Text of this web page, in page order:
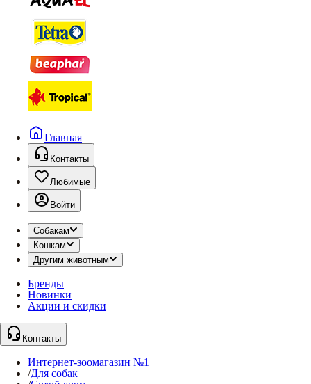
Главная
Контакты
Любимые
Войти
Собакам
Кошкам
Другим животным
Бренды
Новинки
Акции и скидки
Контакты
Интернет-зоомагазин №1
/Для собак